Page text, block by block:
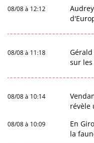
08/08 à 12:12
08/08 à 11:18
sur les
08/08 à 10:14
révèle
08/08 à 10:09
En
la